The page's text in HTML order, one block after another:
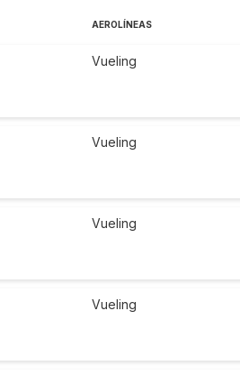
AEROLÍNEAS
Vueling
Vueling
Vueling
Vueling